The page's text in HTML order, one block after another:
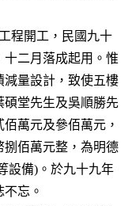
程開工，民國九十
二月落成起用。惟
減量設計，致使五樓
碩堂先生及吳順勝先
萬元及參佰萬元，
捌佰萬元整，為明德
設備)。於九十九年
忘。